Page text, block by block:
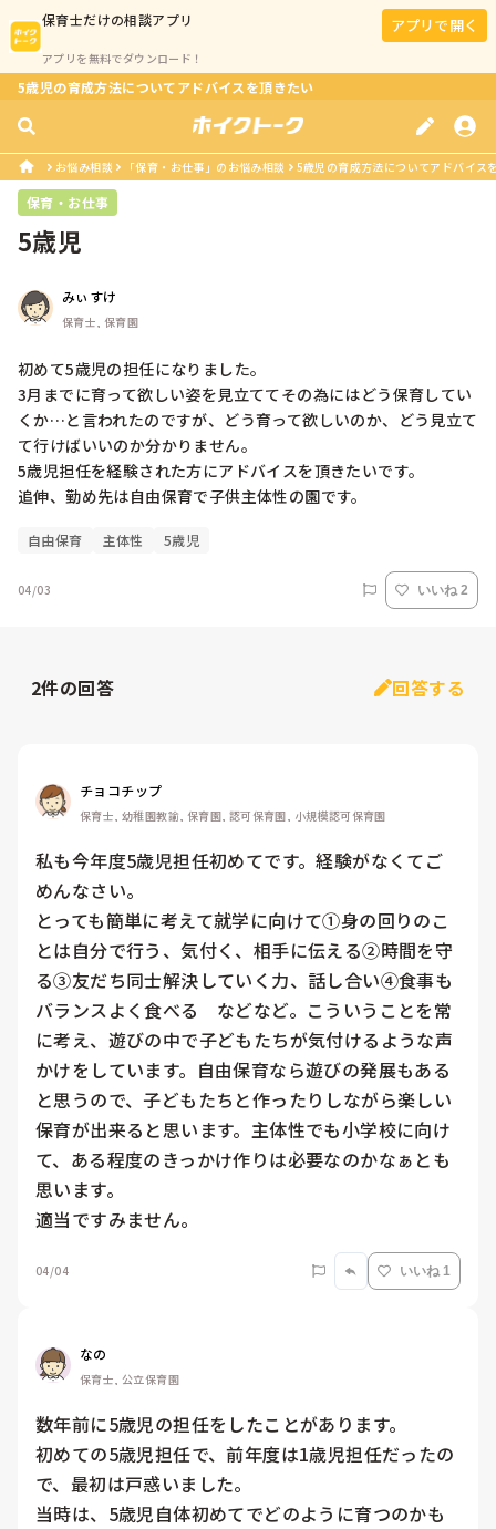
保育士だけの相談アプリ
アプリを無料でダウンロード！
アプリで開く
5歳児の育成方法についてアドバイスを頂きたい
お悩み相談 「保育・お仕事」のお悩み相談 5歳児の育成方法についてアドバイス
保育・お仕事
5歳児
みぃすけ
保育士, 保育園
初めて5歳児の担任になりました。
3月までに育って欲しい姿を見立ててその為にはどう保育してい
くか…と言われたのですが、どう育って欲しいのか、どう見立て
て行けばいいのか分かりません。
5歳児担任を経験された方にアドバイスを頂きたいです。
追伸、勤め先は自由保育で子供主体性の園です。
自由保育 主体性 5歳児
04/03 いいね 2
2件の回答 回答する
チョコチップ
保育士, 幼稚園教諭, 保育園, 認可保育園, 小規模認可保育園
私も今年度5歳児担任初めてです。経験がなくてご
めんなさい。
とっても簡単に考えて就学に向けて①身の回りのこ
とは自分で行う、気付く、相手に伝える②時間を守
る③友だち同士解決していく力、話し合い④食事も
バランスよく食べる　などなど。こういうことを常
に考え、遊びの中で子どもたちが気付けるような声
かけをしています。自由保育なら遊びの発展もある
と思うので、子どもたちと作ったりしながら楽しい
保育が出来ると思います。主体性でも小学校に向け
て、ある程度のきっかけ作りは必要なのかなぁとも
思います。
適当ですみません。
04/04 いいね 1
なの
保育士, 公立保育園
数年前に5歳児の担任をしたことがあります。
初めての5歳児担任で、前年度は1歳児担任だったの
で、最初は戸惑いました。
当時は、5歳児自体初めてでどのように育つのかも